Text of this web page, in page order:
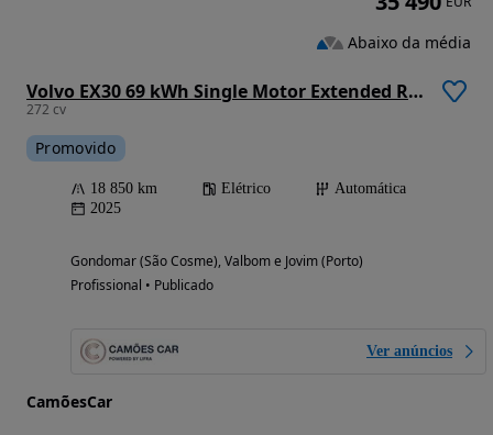
Volvo EX30 69 kWh Single Motor Extended Range Plus
272 cv
Promovido
18 850 km Elétrico
Automática
2025
Gondomar (São Cosme), Valbom e Jovim (Porto)
Profissional • Publicado
Ver anúncios
CamõesCar
Abaixo da média